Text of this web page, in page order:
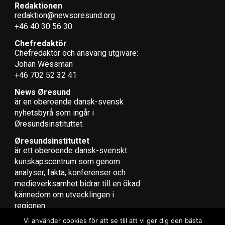
(News Øresund – Erik Ottosson)
Fakta Öresundsmetro
Sträckning: Malmö-Köpenhamn
Förbindelsen utreds som en metrotunnel för
persontrafik mellan stadskärnorna
Status: Den fjärde fasen av städernas gemensamma
utredningsarbete med Interregstöd presenterades i
våras.
LÄS OCKSÅ:
Svenska trafikutskottet och danska transportudvalget
ska samarbeta mer
Redaktionen
redaktion@newsoresund.org
+46 40 30 56 30
Chefredaktör
Chefredaktör och ansvarig utgivare:
Johan Wessman
+46 702 52 32 41
News Øresund
är en oberoende dansk-svensk
nyhets­byrå som ingår i
Øresundsinstituttet.
Øresundsinstituttet
är ett oberoende dansk-svenskt
kunskapscentrum som genom
analyser, fakta, konferenser och
medieverksamhet bidrar till en ökad
kännedom om utvecklingen i
regionen.
Vi använder cookies för att se till att vi ger dig den bästa